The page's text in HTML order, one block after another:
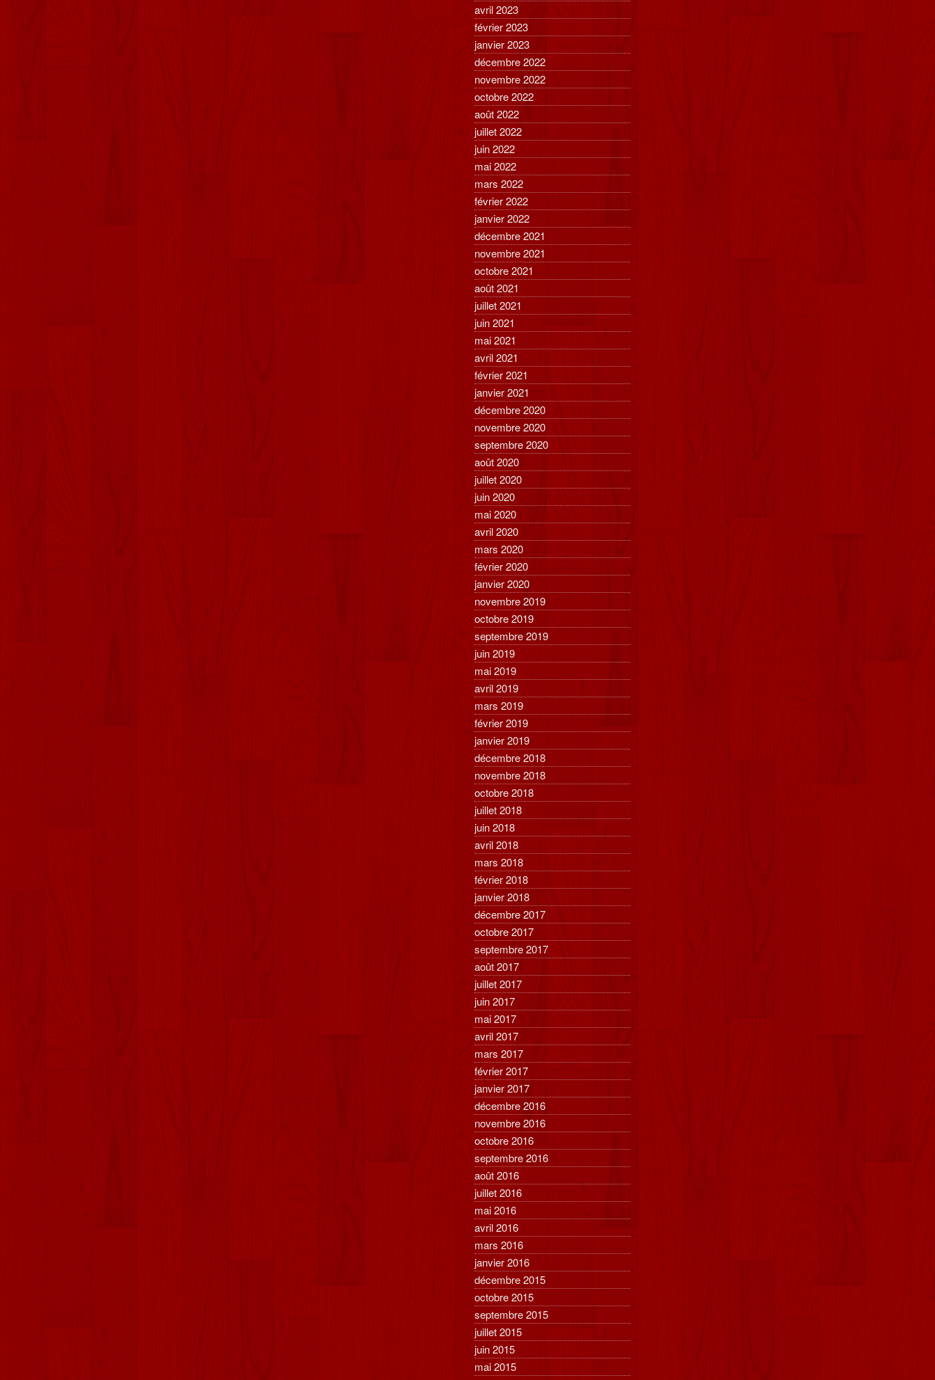
avril 2023
février 2023
janvier 2023
décembre 2022
novembre 2022
octobre 2022
août 2022
juillet 2022
juin 2022
mai 2022
mars 2022
février 2022
janvier 2022
décembre 2021
novembre 2021
octobre 2021
août 2021
juillet 2021
juin 2021
mai 2021
avril 2021
février 2021
janvier 2021
décembre 2020
novembre 2020
septembre 2020
août 2020
juillet 2020
juin 2020
mai 2020
avril 2020
mars 2020
février 2020
janvier 2020
novembre 2019
octobre 2019
septembre 2019
juin 2019
mai 2019
avril 2019
mars 2019
février 2019
janvier 2019
décembre 2018
novembre 2018
octobre 2018
juillet 2018
juin 2018
avril 2018
mars 2018
février 2018
janvier 2018
décembre 2017
octobre 2017
septembre 2017
août 2017
juillet 2017
juin 2017
mai 2017
avril 2017
mars 2017
février 2017
janvier 2017
décembre 2016
novembre 2016
octobre 2016
septembre 2016
août 2016
juillet 2016
mai 2016
avril 2016
mars 2016
janvier 2016
décembre 2015
octobre 2015
septembre 2015
juillet 2015
juin 2015
mai 2015